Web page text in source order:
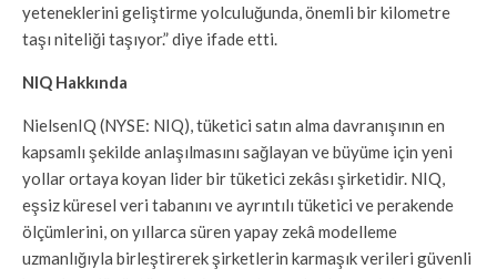
yeteneklerini geliştirme yolculuğunda, önemli bir kilometre
taşı niteliği taşıyor.” diye ifade etti.
NIQ Hakkında
NielsenIQ (NYSE: NIQ), tüketici satın alma davranışının en
kapsamlı şekilde anlaşılmasını sağlayan ve büyüme için yeni
yollar ortaya koyan lider bir tüketici zekâsı şirketidir. NIQ,
eşsiz küresel veri tabanını ve ayrıntılı tüketici ve perakende
ölçümlerini, on yıllarca süren yapay zekâ modelleme
uzmanlığıyla birleştirerek şirketlerin karmaşık verileri güvenli